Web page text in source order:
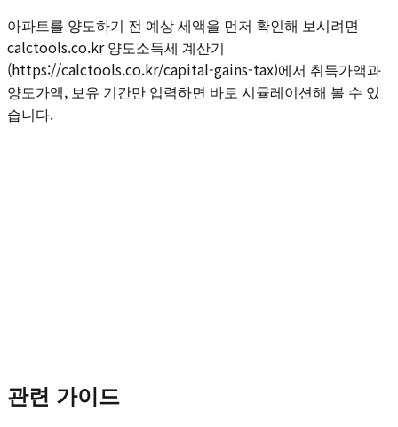
아파트를 양도하기 전 예상 세액을 먼저 확인해 보시려면
calctools.co.kr 양도소득세 계산기
(https://calctools.co.kr/capital-gains-tax)에서 취득가액과
양도가액, 보유 기간만 입력하면 바로 시뮬레이션해 볼 수 있
습니다.
관련 가이드